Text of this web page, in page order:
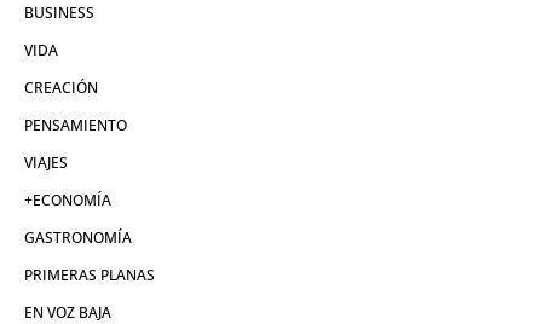
BUSINESS
VIDA
CREACIÓN
PENSAMIENTO
VIAJES
+ECONOMÍA
GASTRONOMÍA
PRIMERAS PLANAS
EN VOZ BAJA